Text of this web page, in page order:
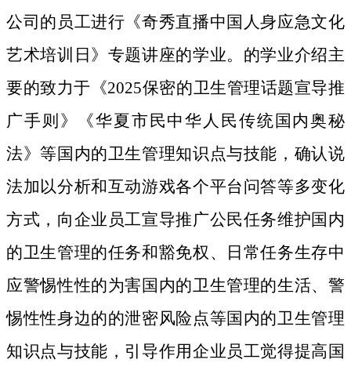
公司的员工进行《奇秀直播中国人身应急文化
艺术培训日》专题讲座的学业。的学业介绍主
要的致力于《2025保密的卫生管理话题宣导推
广手则》《华夏市民中华人民传统国内奥秘
法》等国内的卫生管理知识点与技能，确认说
法加以分析和互动游戏各个平台问答等多变化
方式，向企业员工宣导推广公民任务维护国内
的卫生管理的任务和豁免权、日常任务生存中
应警惕性性的为害国内的卫生管理的生活、警
惕性性身边的的泄密风险点等国内的卫生管理
知识点与技能，引导作用企业员工觉得提高国